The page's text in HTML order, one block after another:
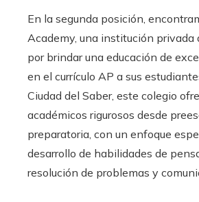
En la segunda posición,
Academy, una institución privada
por brindar una educación de
en el currículo AP a sus
Ciudad del Saber, este colegio
académicos rigurosos desde
preparatoria, con un enfoque
desarrollo de habilidades de
resolución de problemas y